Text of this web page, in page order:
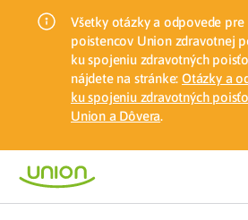
Všetky otázky a odpovede pre
poistencov Union zdravotnej
ku spojeniu zdravotných
nájdete na stránke: Otázky a
ku spojeniu zdravotných
Union a Dôvera.